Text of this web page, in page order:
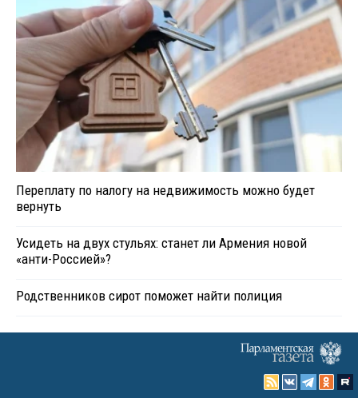
Переплату по налогу на недвижимость можно будет
вернуть
Усидеть на двух стульях: станет ли Армения новой
«анти-Россией»?
Родственников сирот поможет найти полиция